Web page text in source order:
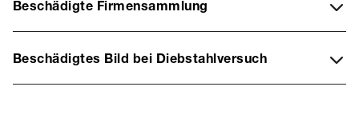
Beschädigte Firmensammlung
Beschädigtes Bild bei Diebstahlversuch